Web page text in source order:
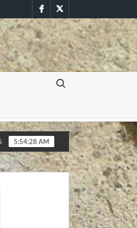
FacebookTwitter
Buscar:
durante paro estudiantil por
durante paro estudiantil por
5:54:30 AM